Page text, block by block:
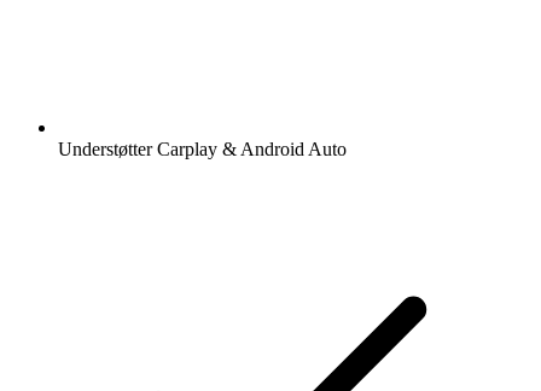
Understøtter Carplay & Android Auto